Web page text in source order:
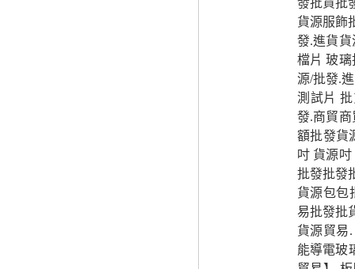
發批貨批
貨源服飾
發.進貨貨
檔片 玻
源/批發.
測試片
發.商貿商
額批發貨
吋 貨源
批發批發
貨源包包
易批發批
貨源貿易
能導電玻